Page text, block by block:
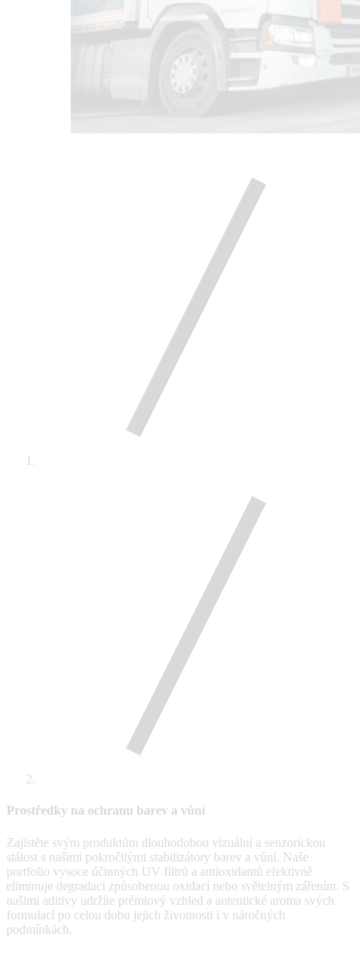
Prostředky na ochranu barev a vůní
Zajistěte svým produktům dlouhodobou vizuální a senzorickou
stálost s našimi pokročilými stabilizátory barev a vůní. Naše
portfolio vysoce účinných UV filtrů a antioxidantů efektivně
eliminuje degradaci způsobenou oxidací nebo světelným zářením. S
našimi aditivy udržíte prémiový vzhled a autentické aroma svých
formulací po celou dobu jejich životnosti i v náročných
podmínkách.